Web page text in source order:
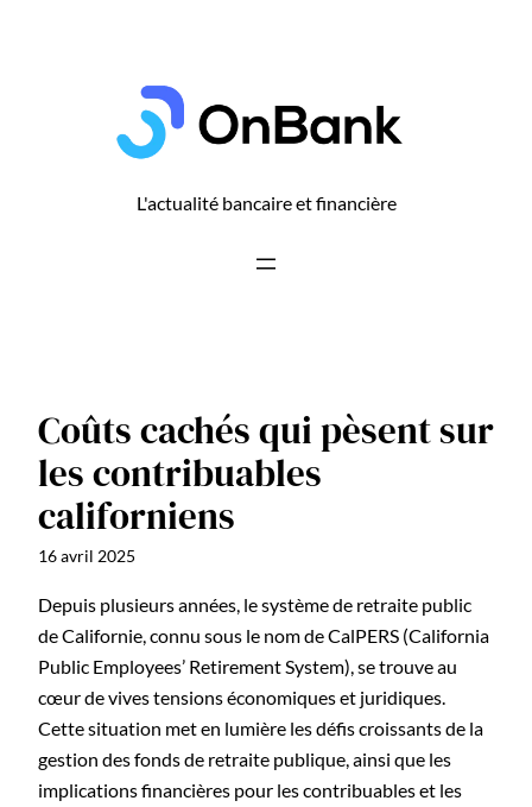
L'actualité bancaire et financière
Coûts cachés qui pèsent sur
les contribuables
californiens
16 avril 2025
Depuis plusieurs années, le système de retraite public
de Californie, connu sous le nom de CalPERS (California
Public Employees’ Retirement System), se trouve au
cœur de vives tensions économiques et juridiques.
Cette situation met en lumière les défis croissants de la
gestion des fonds de retraite publique, ainsi que les
implications financières pour les contribuables et les